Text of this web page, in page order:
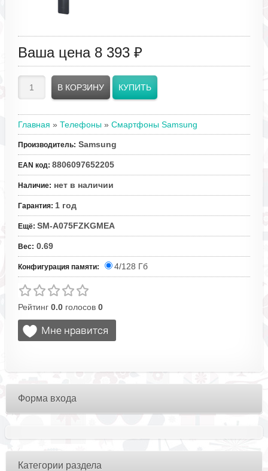
Ваша цена 8 393 ₽
Главная » Телефоны » Смартфоны Samsung
Производитель: Samsung
EAN код: 8806097652205
Наличие: нет в наличии
Гарантия: 1 год
Ещё: SM-A075FZKGMEA
Вес: 0.69
Конфигурация памяти: 4/128 Гб
Рейтинг 0.0голосов 0
Форма входа
Категории раздела